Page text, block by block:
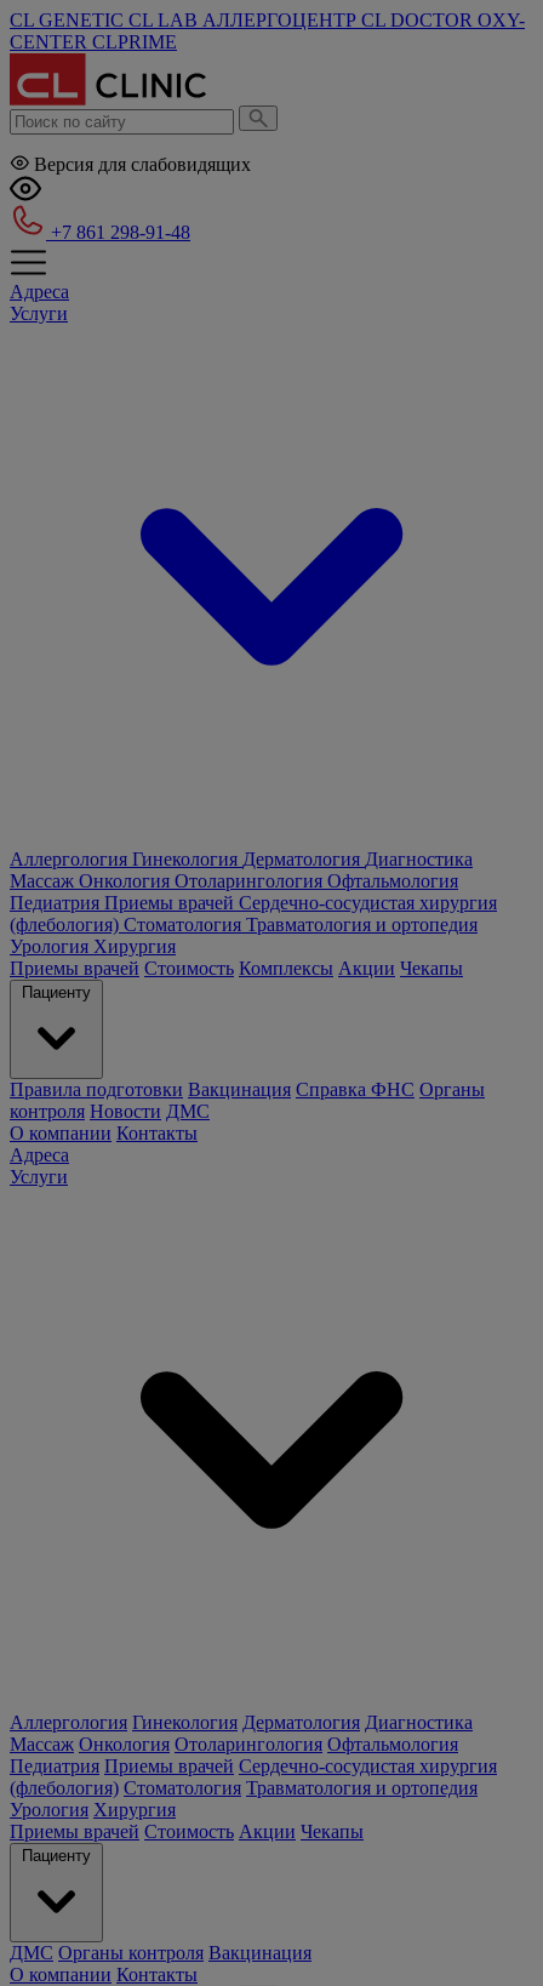
CL GENETIC CL LAB АЛЛЕРГОЦЕНТР CL DOCTOR OXY-
CENTER CLPRIME
Версия для слабовидящих
+7 861 298-91-48
Адреса
Услуги
Аллергология Гинекология Дерматология Диагностика
Массаж Онкология Отоларингология Офтальмология
Педиатрия Приемы врачей Сердечно-сосудистая хирургия
(флебология) Стоматология Травматология и ортопедия
Урология Хирургия
Приемы врачей Стоимость Комплексы Акции Чекапы
Пациенту
Правила подготовки Вакцинация Справка ФНС Органы
контроля Новости ДМС
О компании Контакты
Адреса
Услуги
Аллергология Гинекология Дерматология Диагностика
Массаж Онкология Отоларингология Офтальмология
Педиатрия Приемы врачей Сердечно-сосудистая хирургия
(флебология) Стоматология Травматология и ортопедия
Урология Хирургия
Приемы врачей Стоимость Акции Чекапы
Пациенту
ДМС Органы контроля Вакцинация
О компании Контакты